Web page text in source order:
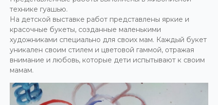
технике гуашью.
На детской выставке работ представлены яркие и
красочные букеты, созданные маленькими
художниками специально для своих мам. Каждый букет
уникален своим стилем и цветовой гаммой, отражая
внимание и любовь, которые дети испытывают к своим
мамам.